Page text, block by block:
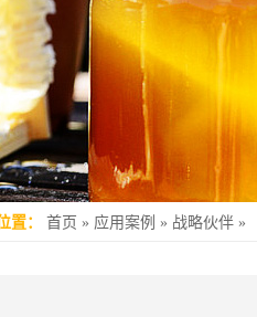
置： 首页 » 应用案例 » 战略伙伴 »